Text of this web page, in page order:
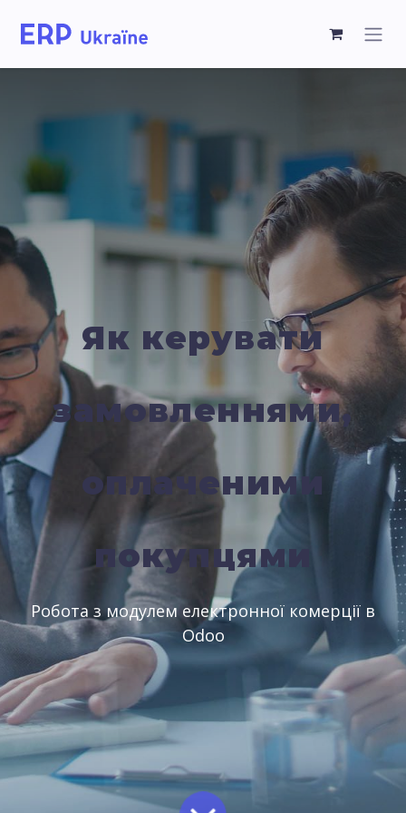
Як керувати
замовленнями,
оплаченими
покупцями
Робота з модулем електронної комерції в
Odoo